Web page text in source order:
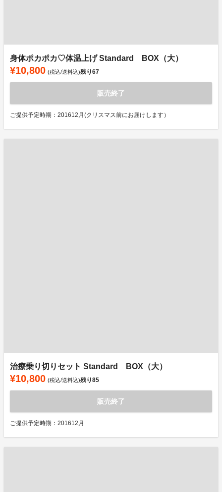
身体ポカポカ♡体温上げ Standard BOX（大）
¥10,800 (税込/送料込)残り67
販売終了
ご提供予定時期：201612月(クリスマス前にお届けします）
治療乗り切りセット Standard BOX（大）
¥10,800 (税込/送料込)残り85
販売終了
ご提供予定時期：201612月